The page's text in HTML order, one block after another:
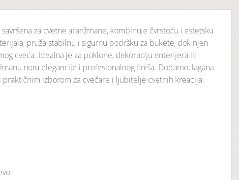
za cvetne aranžmane, kombinuje čvrstoću i estetsku
pruža stabilnu i sigurnu podršku za bukete, dok njen
cveća. Idealna je za poklone, dekoraciju enterijera ili
notu elegancije i profesionalnog finiša. Dodatno, lagana
izborom za cvećare i ljubitelje cvetnih kreacija.